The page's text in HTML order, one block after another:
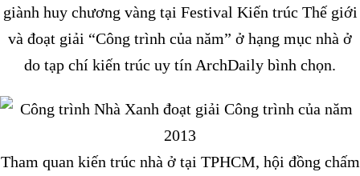
giành huy chương vàng tại Festival Kiến trúc Thế giới
và đoạt giải “Công trình của năm” ở hạng mục nhà ở
do tạp chí kiến trúc uy tín ArchDaily bình chọn.
Tham quan kiến trúc nhà ở tại TPHCM, hội đồng chấm